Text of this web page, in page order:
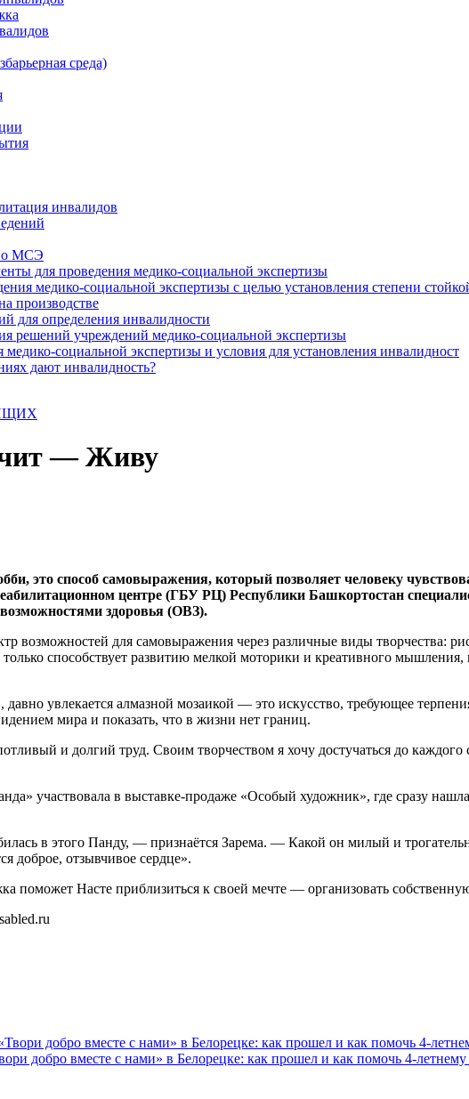
среда)
инвалидов
МСЭ
для проведения медико-социальной экспертизы
медико-социальной экспертизы с целью установления степени
производстве
для определения инвалидности
решений учреждений медико-социальной экспертизы
социальной экспертизы и условия для установления инвалидност
дают инвалидность?
— Живу
это способ самовыражения, который позволяет человеку
центре (ГБУ РЦ) Республики Башкортостан
здоровья (ОВЗ).
возможностей для самовыражения через различные виды творчества:
способствует развитию мелкой моторики и креативного
увлекается алмазной мозаикой — это искусство, требующее
мира и показать, что в жизни нет границ.
и долгий труд. Своим творчеством я хочу достучаться до
участвовала в выставке-продаже «Особый художник», где сразу
в этого Панду, — признаётся Зарема. — Какой он милый и
доброе, отзывчивое сердце».
поможет Насте приблизиться к своей мечте — организовать
добро вместе с нами» в Белорецке: как прошел и как помочь 4-